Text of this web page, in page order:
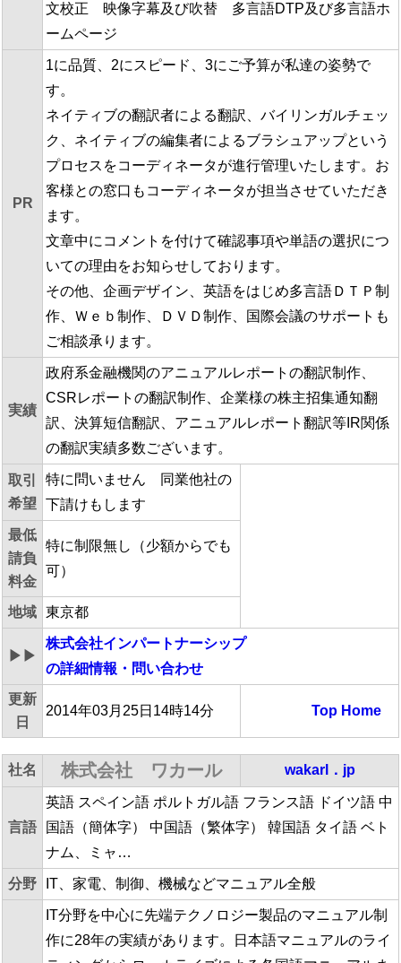
文校正 映像字幕及び吹替 多言語DTP及び多言語ホ
ームページ
PR
1に品質、2にスピード、3にご予算が私達の姿勢で
す。
ネイティブの翻訳者による翻訳、バイリンガルチェッ
ク、ネイティブの編集者によるブラシュアップという
プロセスをコーディネータが進行管理いたします。お
客様との窓口もコーディネータが担当させていただき
ます。
文章中にコメントを付けて確認事項や単語の選択につ
いての理由をお知らせしております。
その他、企画デザイン、英語をはじめ多言語ＤＴＰ制
作、Ｗｅｂ制作、ＤＶＤ制作、国際会議のサポートも
ご相談承ります。
実績
政府系金融機関のアニュアルレポートの翻訳制作、
CSRレポートの翻訳制作、企業様の株主招集通知翻
訳、決算短信翻訳、アニュアルレポート翻訳等IR関係
の翻訳実績多数ございます。
取引
希望
特に問いません 同業他社の
下請けもします
最低
請負
料金
特に制限無し（少額からでも
可）
地域 東京都
▶▶
株式会社インパートナーシップ
の詳細情報・問い合わせ
更新
日
2014年03月25日14時14分 Top Home
社名 株式会社 ワカール wakarl．jp
言語
英語 スペイン語 ポルトガル語 フランス語 ドイツ語 中
国語（簡体字） 中国語（繁体字） 韓国語 タイ語 ベト
ナム、ミャ…
分野 IT、家電、制御、機械などマニュアル全般
IT分野を中心に先端テクノロジー製品のマニュアル制
作に28年の実績があります。日本語マニュアルのライ